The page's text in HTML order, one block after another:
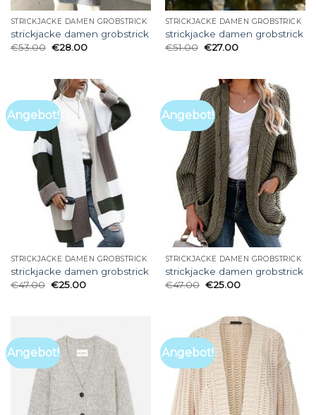
STRICKJACKE DAMEN GROBSTRICK
strickjacke damen grobstrick
€53.00 €28.00
STRICKJACKE DAMEN GROBSTRICK
strickjacke damen grobstrick
€51.00 €27.00
Angebot!
STRICKJACKE DAMEN GROBSTRICK
strickjacke damen grobstrick
€47.00 €25.00
Angebot!
STRICKJACKE DAMEN GROBSTRICK
strickjacke damen grobstrick
€47.00 €25.00
Angebot! Angebot!